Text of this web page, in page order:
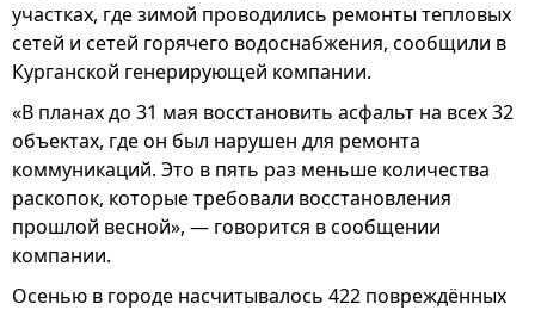
участках, где зимой проводились ремонты тепловых
сетей и сетей горячего водоснабжения, сообщили в
Курганской генерирующей компании.
«В планах до 31 мая восстановить асфальт на всех 32
объектах, где он был нарушен для ремонта
коммуникаций. Это в пять раз меньше количества
раскопок, которые требовали восстановления
прошлой весной», — говорится в сообщении
компании.
Осенью в городе насчитывалось 422 повреждённых